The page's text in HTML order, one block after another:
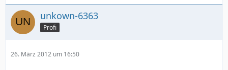
unkown-6363
Profi
26. März 2012 um 16:50